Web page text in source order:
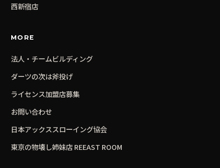
西新宿店
MORE
法人・チームビルディング
ダーツの次は斧投げ
ライセンス加盟店募集
お問い合わせ
日本アックススローイング協会
東京の物壊し姉妹店 REEAST ROOM